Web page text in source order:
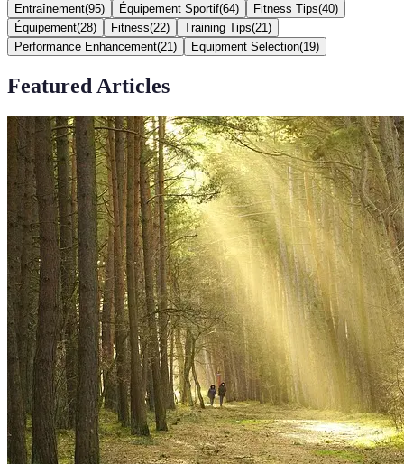
Entraînement(95) Équipement Sportif(64) Fitness Tips(40)
Équipement(28) Fitness(22) Training Tips(21 )
Performance Enhancement(21 ) Equipment Selection(19)
Featured Articles